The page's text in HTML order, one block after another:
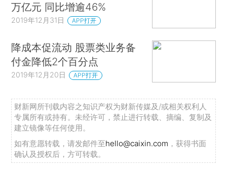
万亿元 同比增逾46%
2019年12月31日 APP打开
降成本促流动 股票类业务备
付金降低2个百分点
2019年12月20日 APP打开
财新网所刊载内容之知识产权为财新传媒及/或相关权利人
专属所有或持有。未经许可，禁止进行转载、摘编、复制及
建立镜像等任何使用。
如有意愿转载，请发邮件至hello@caixin.com ，获得书面
确认及授权后，方可转载。